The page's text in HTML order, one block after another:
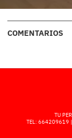
COMENTARIOS
TU
TEL: 664209619